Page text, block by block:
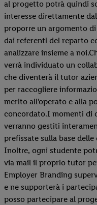
al progetto potrà quindi
interesse direttamente
proporre un argomento
dai referenti del reparto
analizzare insieme a
verrà individuato un
che diventerà il tutor
per raccogliere
merito all'operato e alla
concordato.I momenti di
verranno gestiti
prefissate sulla base
Inoltre, ogni studente
via mail il proprio tutor
Employer Branding
e ne supporterà i
posso partecipare al